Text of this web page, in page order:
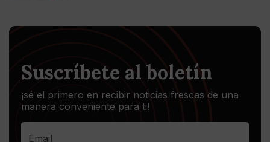
Suscríbete al boletín
¡sé el primero en recibir noticias frescas de una
manera conveniente para ti!